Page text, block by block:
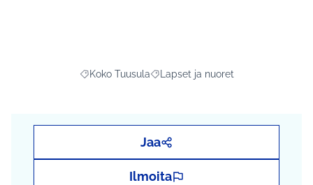
Rajaa tulokset aihepiirin mukaan: Koko Tuusula
Koko TuusulaRajaa tulokset teeman mukaan:
Lapset ja nuoret
Jaa
Ilmoita